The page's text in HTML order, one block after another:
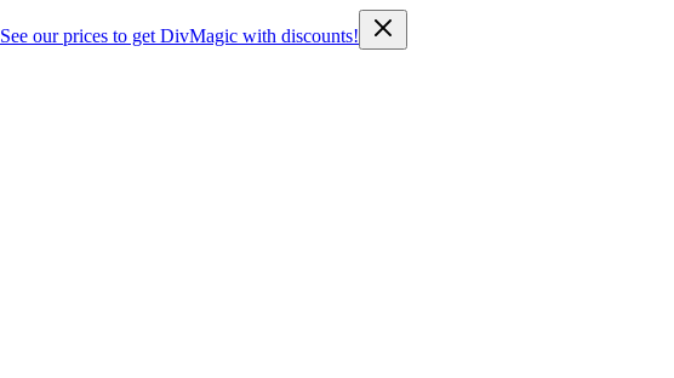
See our prices to get DivMagic with discounts!